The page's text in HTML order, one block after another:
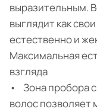
выразительным.
выглядит как
естественно и
Максимальная
взгляда
• Зона пробора
волос позволяет